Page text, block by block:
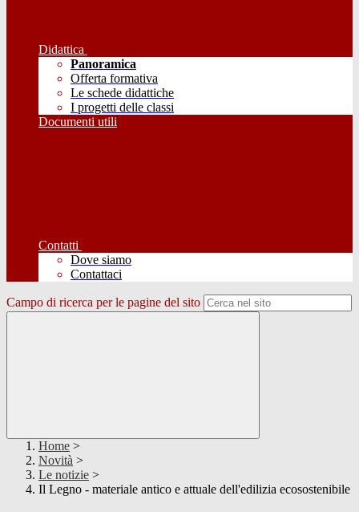
Didattica
Panoramica
Offerta formativa
Le schede didattiche
I progetti delle classi
Documenti utili
Contatti
Dove siamo
Contattaci
Campo di ricerca per le pagine del sito
Home >
Novità >
Le notizie >
Il Legno - materiale antico e attuale dell'edilizia ecosostenibile